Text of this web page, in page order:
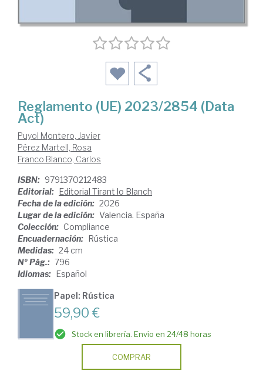
Reglamento (UE) 2023/2854 (Data
Act)
Puyol Montero, Javier
Pérez Martell, Rosa
Franco Blanco, Carlos
ISBN: 9791370212483
Editorial: Editorial Tirant lo Blanch
Fecha de la edición: 2026
Lugar de la edición: Valencia. España
Colección: Compliance
Encuadernación: Rústica
Medidas: 24 cm
Nº Pág.: 796
Idiomas: Español
Papel: Rústica
59,90 €
Stock en librería. Envío en 24/48 horas
COMPRAR